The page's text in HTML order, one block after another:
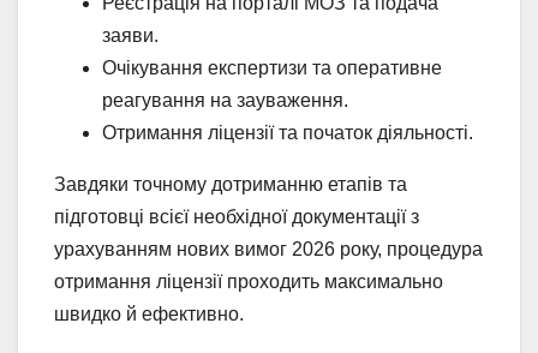
заяви.
Очікування експертизи та оперативне
реагування на зауваження.
Отримання ліцензії та початок діяльності.
Завдяки точному дотриманню етапів та
підготовці всієї необхідної документації з
урахуванням нових вимог 2026 року, процедура
отримання ліцензії проходить максимально
швидко й ефективно.